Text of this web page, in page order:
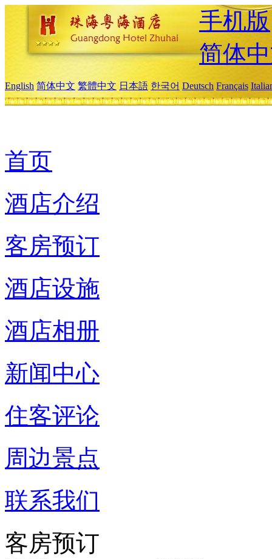
手机版
简体
English 简体中文 繁體中文 日本語 한국어 Deutsch Français
首页
酒店介绍
客房预订
酒店设施
酒店相册
新闻中心
住客评论
周边景点
联系我们
客房预订